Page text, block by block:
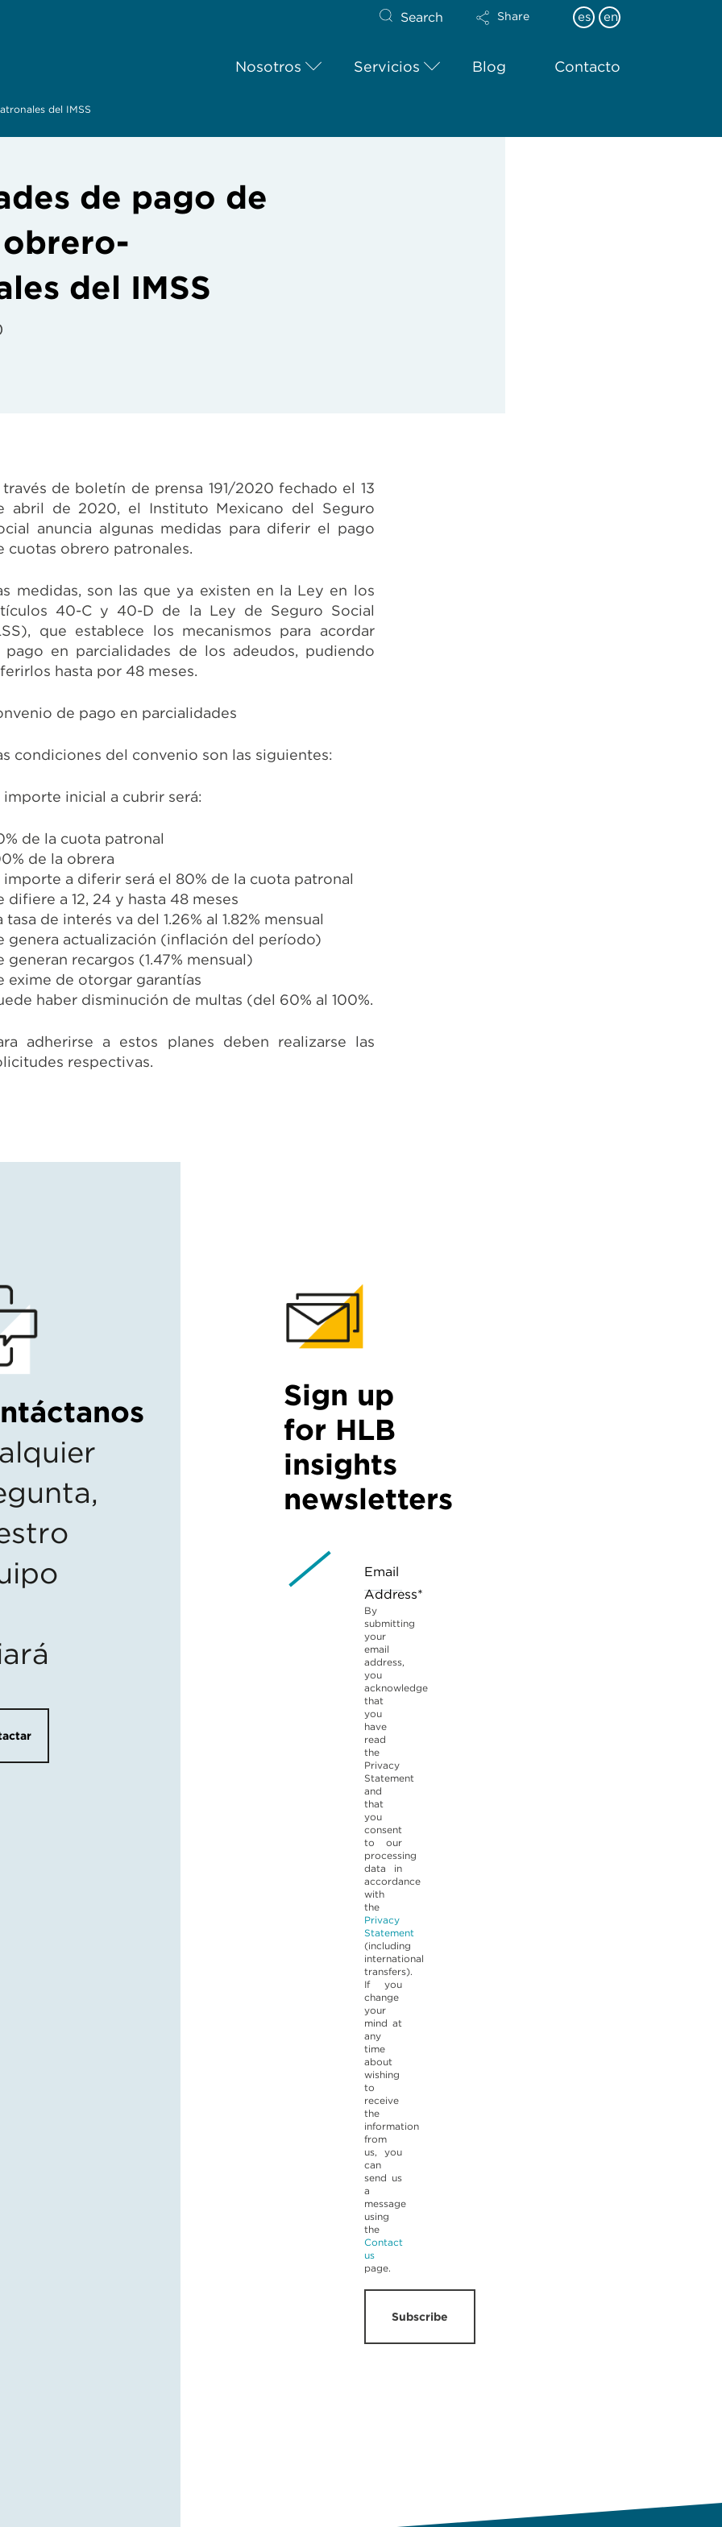
Search Share es en
Nosotros Servicios Blog Contacto
del IMSS
de pago de
del IMSS
de boletín de prensa 191/2020 fechado el 13
abril de 2020, el Instituto Mexicano del Seguro
anuncia algunas medidas para diferir el pago
cuotas obrero patronales.
medidas, son las que ya existen en la Ley en los
40-C y 40-D de la Ley de Seguro Social
que establece los mecanismos para acordar
pago en parcialidades de los adeudos, pudiendo
hasta por 48 meses.
de pago en parcialidades
condiciones del convenio son las siguientes:
importe inicial a cubrir será:
de la cuota patronal
de la obrera
importe a diferir será el 80% de la cuota patronal
difiere a 12, 24 y hasta 48 meses
tasa de interés va del 1.26% al 1.82% mensual
genera actualización (inflación del período)
generan recargos (1.47% mensual)
exime de otorgar garantías
haber disminución de multas (del 60% al 100%.
adherirse a estos planes deben realizarse las
respectivas.
Sign up
for HLB
insights
newsletters
Email
Address*
By
submitting
your
email
address,
you
acknowledge
that
you
have
read
the
Privacy
Statement
and
that
you
consent
to our
processing
data in
accordance
with
the
Privacy
Statement
(including
international
transfers).
If you
change
your
mind at
any
time
about
wishing
to
receive
the
information
from
us, you
can
send us
a
message
using
the
Contact
us
page.
Subscribe